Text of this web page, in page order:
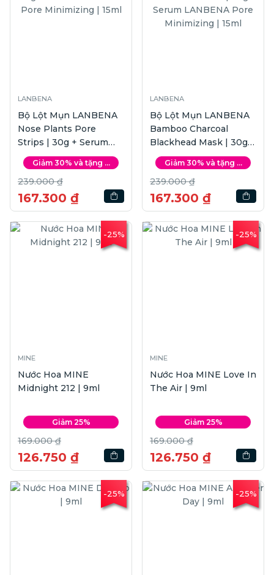
LANBENA
Bộ Lột Mụn LANBENA
Nose Plants Pore
Strips | 30g + Serum
LANBENA Pore
Minimizing | 15ml
Giảm 30% và tặng ...
239.000 ₫
167.300 ₫
LANBENA
Bộ Lột Mụn LANBENA
Bamboo Charcoal
Blackhead Mask | 30g +
Serum LANBENA Pore
Minimizing | 15ml
Giảm 30% và tặng ...
239.000 ₫
167.300 ₫
-25%
MINE
Nước Hoa MINE
Midnight 212 | 9ml
Giảm 25%
169.000 ₫
126.750 ₫
-25%
MINE
Nước Hoa MINE Love In
The Air | 9ml
Giảm 25%
169.000 ₫
126.750 ₫
-25% -25%